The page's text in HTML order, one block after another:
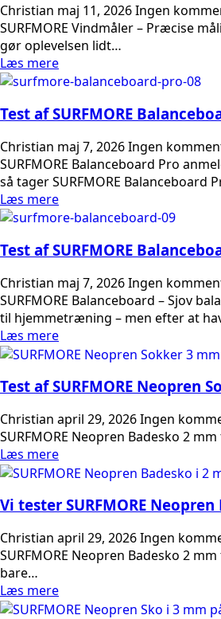
Christian maj 11, 2026Ingen
SURFMORE Vindmåler – Præcise
gør oplevelsen lidt…
Læs mere
Test af SURFMORE
Christian maj 7, 2026Ingen
SURFMORE Balanceboard Pro
så tager SURFMORE Balanceboard
Læs mere
Test af SURFMORE
Christian maj 7, 2026Ingen
SURFMORE Balanceboard – Sjov
til hjemmetræning – men efter at
Læs mere
Test af SURFMORE Neopren
Christian april 29, 2026Ingen
SURFMORE Neopren Badesko 2
Læs mere
Vi tester SURFMORE
Christian april 29, 2026Ingen
SURFMORE Neopren Badesko 2
bare…
Læs mere